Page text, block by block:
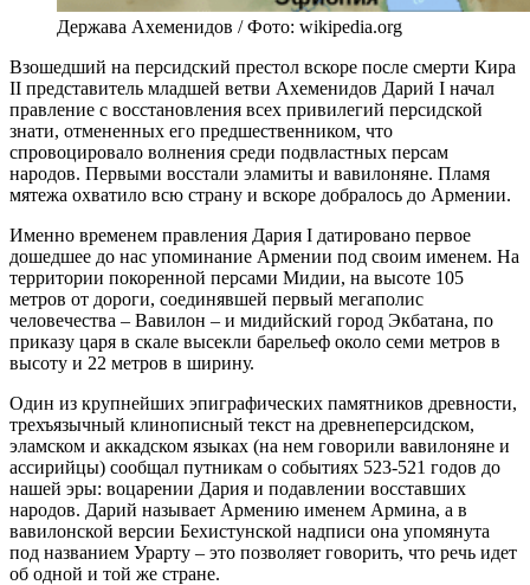
Держава Ахеменидов / Фото: wikipedia.org
Взошедший на персидский престол вскоре после смерти Кира
II представитель младшей ветви Ахеменидов Дарий I начал
правление с восстановления всех привилегий персидской
знати, отмененных его предшественником, что
спровоцировало волнения среди подвластных персам
народов. Первыми восстали эламиты и вавилоняне. Пламя
мятежа охватило всю страну и вскоре добралось до Армении.
Именно временем правления Дария I датировано первое
дошедшее до нас упоминание Армении под своим именем. На
территории покоренной персами Мидии, на высоте 105
метров от дороги, соединявшей первый мегаполис
человечества – Вавилон – и мидийский город Экбатана, по
приказу царя в скале высекли барельеф около семи метров в
высоту и 22 метров в ширину.
Один из крупнейших эпиграфических памятников древности,
трехъязычный клинописный текст на древнеперсидском,
эламском и аккадском языках (на нем говорили вавилоняне и
ассирийцы) сообщал путникам о событиях 523-521 годов до
нашей эры: воцарении Дария и подавлении восставших
народов. Дарий называет Армению именем Армина, а в
вавилонской версии Бехистунской надписи она упомянута
под названием Урарту – это позволяет говорить, что речь идет
об одной и той же стране.